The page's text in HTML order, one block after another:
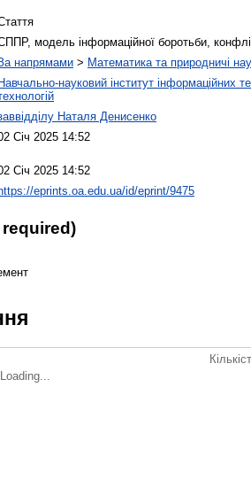
модель інформаційної боротьби,
напрямами > Математика та природничі
науковий інститут інформаційних
Наталя Денисенко
Січ 2025 14:52
Січ 2025 14:52
eprints.oa.edu.ua/id/eprint/9475
Loading...